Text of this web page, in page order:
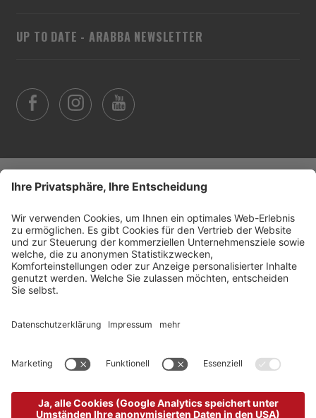
UP TO DATE - ARABBA NEWSLETTER
MwSt.-Nummer 00685910259
Cookie-Einstellungen
Sitemap
Impressum